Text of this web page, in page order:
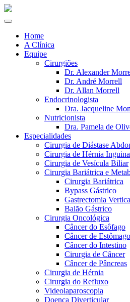
Home
A Clínica
Equipe
Cirurgiões
Dr. Alexander
Dr. André Morrell
Dr. Allan Morrell
Endocrinologista
Dra. Jacqueline
Nutricionista
Dra. Pamela de
Especialidades
Cirurgia de Diástase
Cirurgia de Hérnia
Cirurgia de Vesícula Biliar
Cirurgia Bariátrica e
Cirurgia Bariátrica
Bypass Gástrico
Gastrectomia
Balão Gástrico
Cirurgia Oncológica
Câncer do Esôfago
Câncer de Estômago
Câncer do Intestino
Cirurgia de Câncer
Câncer de Pâncreas
Cirurgia de Hérnia
Cirurgia do Refluxo
Videolaparoscopia
Doença Diverticular